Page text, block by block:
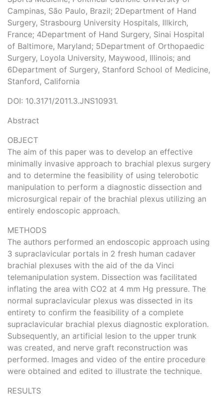
Campinas, São Paulo, Brazil; 2Department of Hand
Surgery, Strasbourg University Hospitals, Illkirch,
France; 4Department of Hand Surgery, Sinai Hospital
of Baltimore, Maryland; 5Department of Orthopaedic
Surgery, Loyola University, Maywood, Illinois; and
6Department of Surgery, Stanford School of Medicine,
Stanford, California
DOI: 10.3171/2011.3.JNS10931.
Abstract
OBJECT
The aim of this paper was to develop an effective
minimally invasive approach to brachial plexus surgery
and to determine the feasibility of using telerobotic
manipulation to perform a diagnostic dissection and
microsurgical repair of the brachial plexus utilizing an
entirely endoscopic approach.
METHODS
The authors performed an endoscopic approach using
3 supraclavicular portals in 2 fresh human cadaver
brachial plexuses with the aid of the da Vinci
telemanipulation system. Dissection was facilitated
inflating the area with CO2 at 4 mm Hg pressure. The
normal supraclavicular plexus was dissected in its
entirety to confirm the feasibility of a complete
supraclavicular brachial plexus diagnostic exploration.
Subsequently, an artificial lesion to the upper trunk
was created, and nerve graft reconstruction was
performed. Images and video of the entire procedure
were obtained and edited to illustrate the technique.
RESULTS